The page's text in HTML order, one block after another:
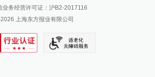
派生万物开放平台
IP SHANGHAI
SIXTH TONE
业务经营许可证：沪B2-2017116
2026 上海东方报业有限公司